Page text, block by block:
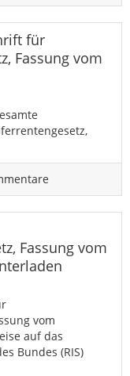
für
Fassung vom
Fassung vom
vom
auf das
Bundes (RIS)